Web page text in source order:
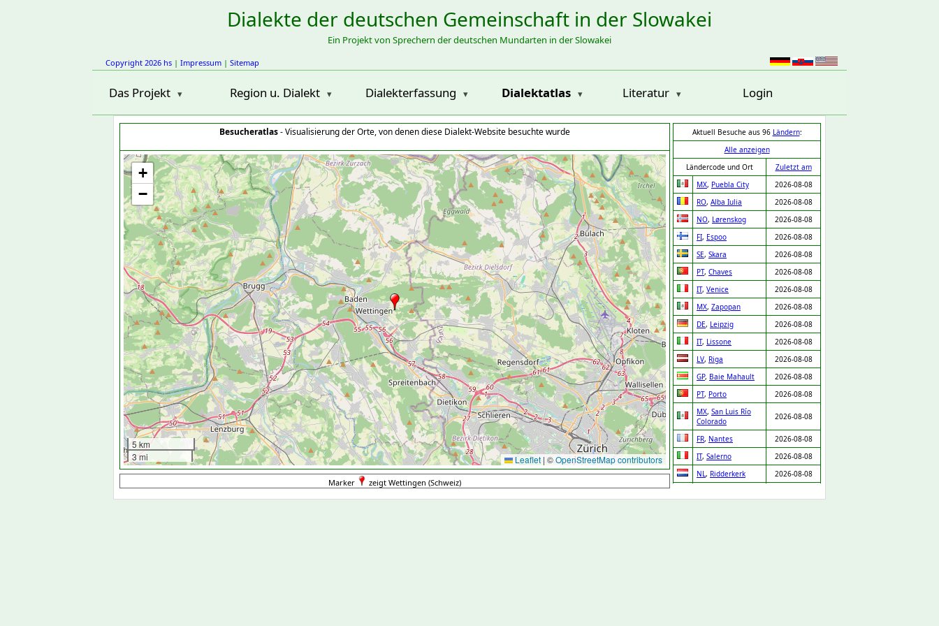
Dialekte der deutschen Gemeinschaft in der Slowakei
Ein Projekt von Sprechern der deutschen Mundarten in der Slowakei
Copyright 2026 hs | Impressum | Sitemap
Das Projekt Region u. Dialekt Dialekterfassung Dialektatlas Literatur Login
Besucheratlas- Visualisierung der Orte, von denen diese Dialekt-Website besuchte wurde
+
−
5 km
3 mi
Leaflet | ©OpenStreetMap contributors
Aktuell Besuche aus 96 Ländern:
Alle anzeigen
Ländercode und Ort
Zuletzt am
MX, Puebla City
2026-08-08
RO, Alba Iulia
2026-08-08
NO, Lørenskog
2026-08-08
FI, Espoo
2026-08-08
SE, Skara
2026-08-08
PT, Chaves
2026-08-08
IT, Venice
2026-08-08
MX, Zapopan
2026-08-08
DE, Leipzig
2026-08-08
IT, Lissone
2026-08-08
LV, Riga
2026-08-08
GP, Baie Mahault
2026-08-08
PT, Porto
2026-08-08
MX, San Luis Río
Colorado
2026-08-08
FR, Nantes
2026-08-08
IT, Salerno
2026-08-08
NL, Ridderkerk
2026-08-08
Marker zeigt Wettingen (Schweiz)